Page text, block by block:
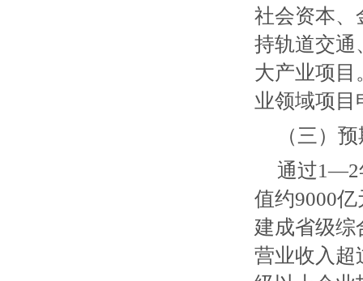
社会资本、
持轨道交通
大产业项目
业领域项目
（三）
通过1—2
值约9000
建成省级综
营业收入超